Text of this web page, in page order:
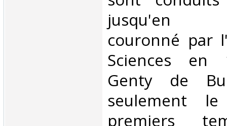
jusqu'en
couronné par
Sciences en
Genty de
seulement
premiers